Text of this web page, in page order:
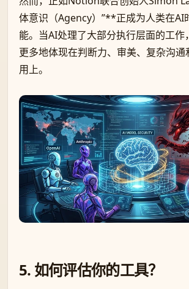
体意识（Agency）”**正成为人类在AI
能。当AI处理了大部分执行层面的工作
更多地体现在判断力、审美、复杂沟
用上。
5. 如何评估你的工具？